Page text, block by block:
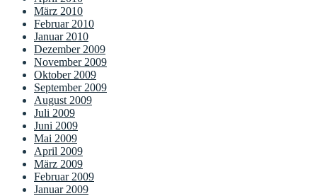
März 2010
Februar 2010
Januar 2010
Dezember 2009
November 2009
Oktober 2009
September 2009
August 2009
Juli 2009
Juni 2009
Mai 2009
April 2009
März 2009
Februar 2009
Januar 2009